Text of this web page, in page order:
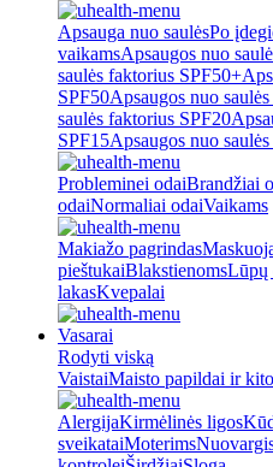
Apsauga nuo saulėsPo
vaikamsApsaugos nuo
saulės faktorius SPF50+
SPF50Apsaugos nuo
saulės faktorius SPF20
SPF15Apsaugos nuo
Probleminei odaiBrandžiai
odaiNormaliai odaiVaikams
Makiažo pagrindas
pieštukaiBlakstienomsLūpų
lakasKvepalai
Vasarai
Rodyti viską
VaistaiMaisto papildai ir
AlergijaKirmėlinės ligos
sveikataiMoterims